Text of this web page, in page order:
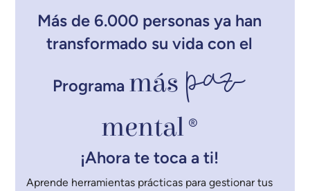
Más de 6.000 personas ya han
transformado su vida con el
Programa más paz
mental ®
¡Ahora te toca a ti!
Aprende herramientas prácticas para gestionar tus